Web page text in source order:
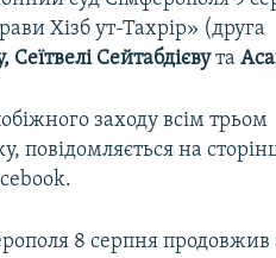
Хізб ут-Тахрір» (друга
Сеїтвелі Сейтабдієвута
заходу всім трьом
повідомляється на
8 серпня